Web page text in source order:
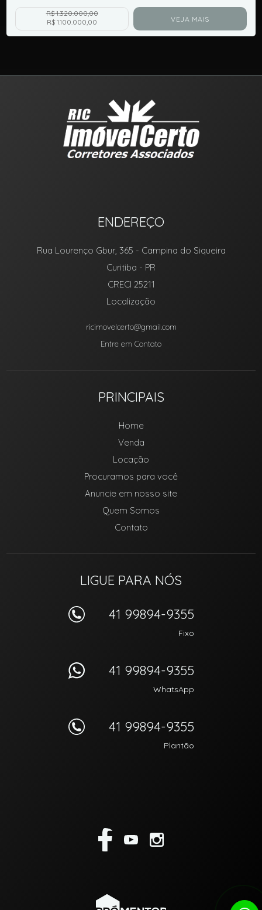
R$ 1.320.000,00
R$ 1.100.000,00
VEJA MAIS
ENDEREÇO
Rua Lourenço Gbur, 365 - Campina do Siqueira
Curitiba - PR
CRECI 25211
Localização
ricimovelcerto@gmail.com
Entre em Contato
PRINCIPAIS
Home
Venda
Locação
Procuramos para você
Anuncie em nosso site
Quem Somos
Contato
LIGUE PARA NÓS
41 99894-9355
Fixo
41 99894-9355
WhatsApp
41 99894-9355
Plantão